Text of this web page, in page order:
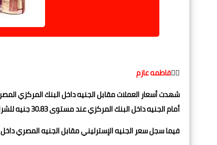
✍🏻فاطمه عازم
أمام الجنيه داخل البنك المركزي عند مستوى 30.83 جنيه للشراء، و30.95 جنيه للبيع
فيما سجل سعر الجنيه الإسترليني مقابل الجنيه المصري داخل البنك المركزي مستوى